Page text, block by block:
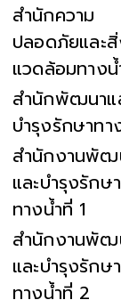
สำนักความ
ปลอดภัยและ
แวดล้อมทางน้
สำนักพัฒนาแ
บำรุงรักษาทา
สำนักงานพัฒ
และบำรุงรักษา
ทางน้ำที่ 1
สำนักงานพัฒ
และบำรุงรักษา
ทางน้ำที่ 2